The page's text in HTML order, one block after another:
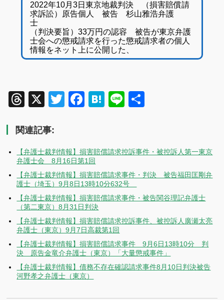
2022年10月3日東京地裁判決 （損害賠償請
求訴訟）原告個人 被告 杉山雅浩弁護
（判決要旨）33万円の認容 被告が東京弁護
士会への懲戒請求を行った懲戒請求者の個人
情報をネット上に公開した、
Threads
X TwitterFacebook
Hatena
Line
関連記事:
【弁護士裁判情報】損害賠償請求控訴事件・被控訴人第一東京
弁護士会 8月16日第1回
【弁護士裁判情報】損害賠償請求事件・判決 被告福田匡剛弁
護士（埼玉）9月8日13時10分632号
【弁護士裁判情報】損害賠償請求事件・被告関谷理記弁護士
（第二東京）8月31日判決
【弁護士裁判情報】損害賠償請求控訴事件、被控訴人廣瀬太亮
弁護士（東京）9月7日高裁第1回
【弁護士裁判情報】損害賠償請求事件 9月6日13時10分 判
決 原告金竜介弁護士（東京）「大量懲戒事件」
【弁護士裁判情報】債務不存在確認請求事件8月10日判決被告
河野孝之弁護士（東京）